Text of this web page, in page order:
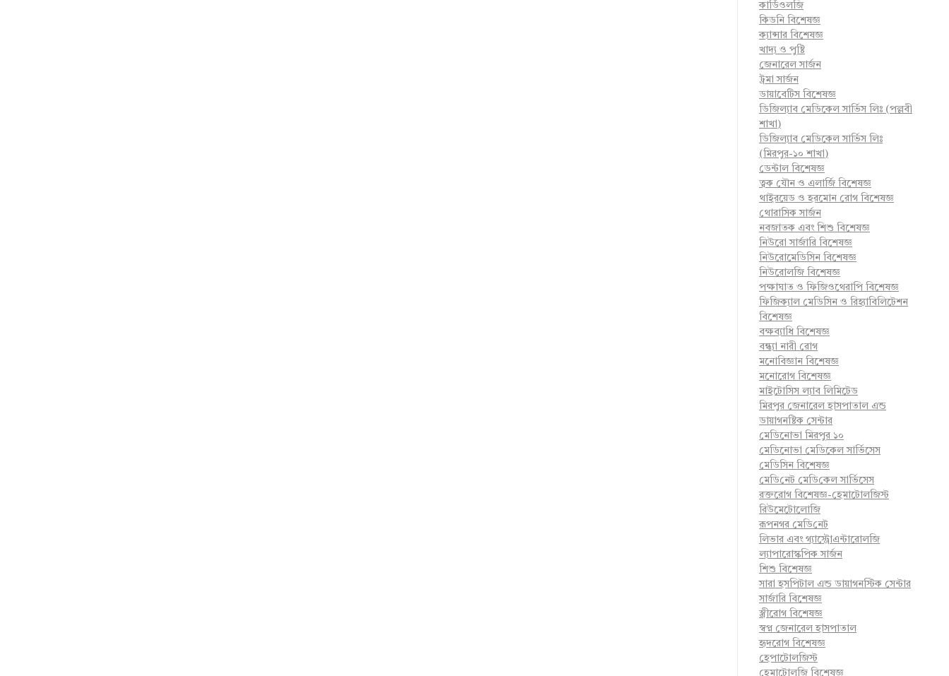
কার্ডিওলজি
কিডনি বিশেষজ্ঞ
ক্যান্সার বিশেষজ্ঞ
খাদ্য ও পুষ্টি
জেনারেল সার্জন
ট্রমা সার্জন
ডায়াবেটিস বিশেষজ্ঞ
ডিজিল্যাব মেডিকেল সার্ভিস লিঃ (পল্লবী
শাখা)
ডিজিল্যাব মেডিকেল সার্ভিস লিঃ
(মিরপুর-১০ শাখা)
ডেন্টাল বিশেষজ্ঞ
ত্বক যৌন ও এলার্জি বিশেষজ্ঞ
থাইরয়েড ও হরমোন রোগ বিশেষজ্ঞ
থোরাসিক সার্জন
নবজাতক এবং শিশু বিশেষজ্ঞ
নিউরো সার্জারি বিশেষজ্ঞ
নিউরোমেডিসিন বিশেষজ্ঞ
নিউরোলজি বিশেষজ্ঞ
পক্ষাঘাত ও ফিজিওথেরাপি বিশেষজ্ঞ
ফিজিক্যাল মেডিসিন ও রিহ্যাবিলিটেশন
বিশেষজ্ঞ
বক্ষব্যাধি বিশেষজ্ঞ
বন্ধ্যা নারী রোগ
মনোবিজ্ঞান বিশেষজ্ঞ
মনোরোগ বিশেষজ্ঞ
মাইটোসিস ল্যাব লিমিটেড
মিরপুর জেনারেল হাসপাতাল এন্ড
ডায়াগনষ্টিক সেন্টার
মেডিনোভা মিরপুর ১০
মেডিনোভা মেডিকেল সার্ভিসেস
মেডিসিন বিশেষজ্ঞ
মে‌ডি‌নেট মে‌ডি‌কেল সা‌র্ভিসেস
রক্তরোগ বিশেষজ্ঞ-হেমাটোলজিস্ট
রিউমেটোলোজি
রূপনগর মে‌ডি‌নেট
লিভার এবং গ্যাস্ট্রোএন্টারোলজি
ল্যাপারোস্কপিক সার্জন
শিশু বিশেষজ্ঞ
সারা হসপিটাল এন্ড ডায়াগনস্টিক সেন্টার
সার্জারি বিশেষজ্ঞ
স্ত্রীরোগ বিশেষজ্ঞ
স্বপ্ন জেনারেল হাসপাতাল
হৃদরোগ বিশেষজ্ঞ
হেপাটোলজিস্ট
হেমাটোলজি বিশেষজ্ঞ